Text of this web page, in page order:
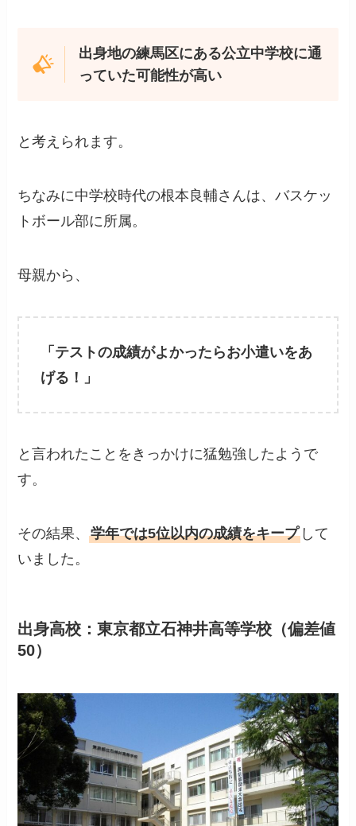
出身地の練馬区にある公立中学校に通
っていた可能性が高い
と考えられます。
ちなみに中学校時代の根本良輔さんは、バスケッ
トボール部に所属。
母親から、
「テストの成績がよかったらお小遣いをあ
げる！」
と言われたことをきっかけに猛勉強したようで
す。
その結果、学年では5位以内の成績をキープ して
いました。
出身高校：東京都立石神井高等学校（偏差値
50）